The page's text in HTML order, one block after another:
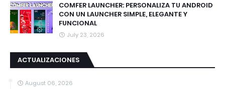
COMFER LAUNCHER: PERSONALIZA TU ANDROID
CON UN LAUNCHER SIMPLE, ELEGANTE Y
FUNCIONAL
July 23, 2026
ACTUALIZACIONES
August 06, 2026